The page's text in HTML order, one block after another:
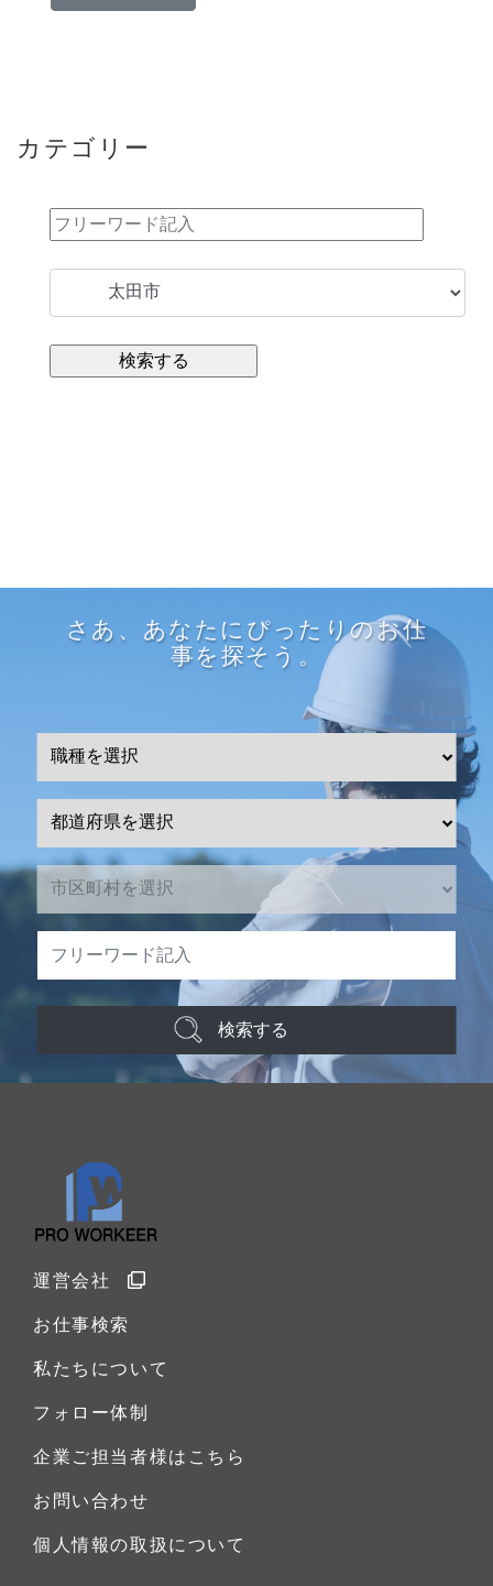
カテゴリー
さあ、あなたにぴったりのお仕
事を探そう。
検索する
運営会社
お仕事検索
私たちについて
フォロー体制
企業ご担当者様はこちら
お問い合わせ
個人情報の取扱について